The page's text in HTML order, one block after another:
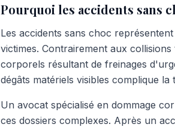
Pourquoi les accidents sans
Les accidents sans choc
victimes. Contrairement aux
corporels résultant de freinages
dégâts matériels visibles complique
Un avocat spécialisé en dommage
ces dossiers complexes. Après un